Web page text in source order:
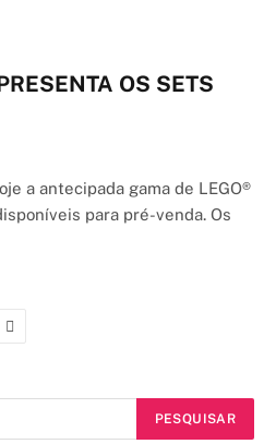
OS SETS
a antecipada gama de LEGO®
para pré-venda. Os
Next